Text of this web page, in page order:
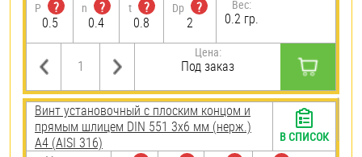
P
?
0.5
n
?
0.4
t
?
0.8
Dp
?
2
Вес:
0.2 гр.
Цена:
Под заказ
Винт установочный с плоским концом и
прямым шлицем DIN 551 3х6 мм (нерж.)
A4 (AISI 316)
В СПИСОК